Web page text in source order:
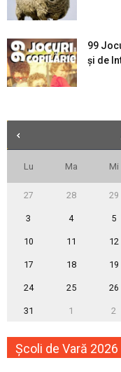
99
şi de
Lu Ma Mi
27 28 29
3 4 5
10 11 12
17 18 19
24 25 26
31 1 2
Școli de Vară 2026